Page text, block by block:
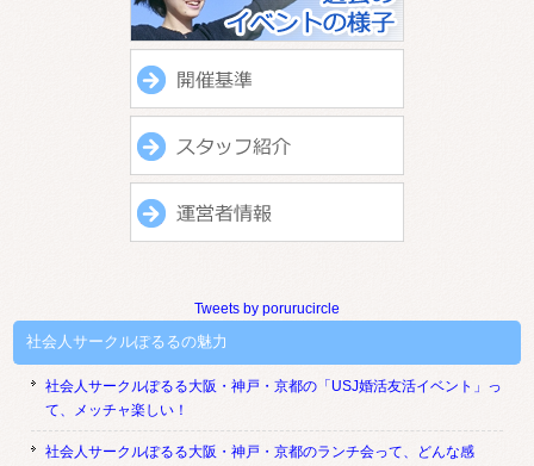
Tweets by porurucircle
社会人サークルぽるるの魅力
社会人サークルぽるる大阪・神戸・京都の「USJ婚活友活イベント」っ
て、メッチャ楽しい！
社会人サークルぽるる大阪・神戸・京都のランチ会って、どんな感